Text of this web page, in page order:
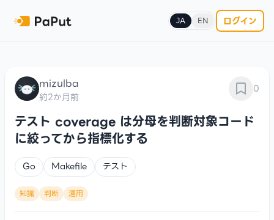
JA EN ログイン
mizulba
約2か月前
0
テスト coverage は分母を判断対象コード
に絞ってから指標化する
Go Makefile テスト
知識 判断 運用